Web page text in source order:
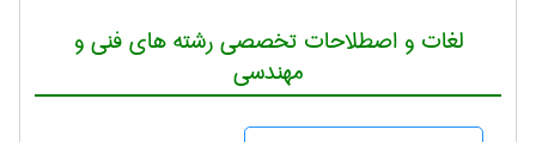
لغات و اصطلاحات تخصصی رشته های فنی و
مهندسی